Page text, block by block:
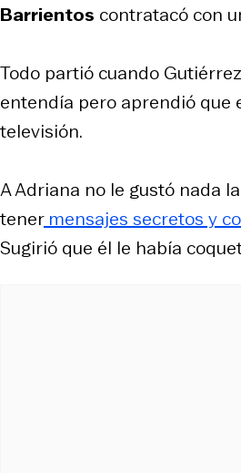
Barrientos contratacó con
Todo partió cuando
entendía pero aprendió que
televisión.
A Adriana no le gustó nada
tenermensajes secretos y
Sugirió que él le había